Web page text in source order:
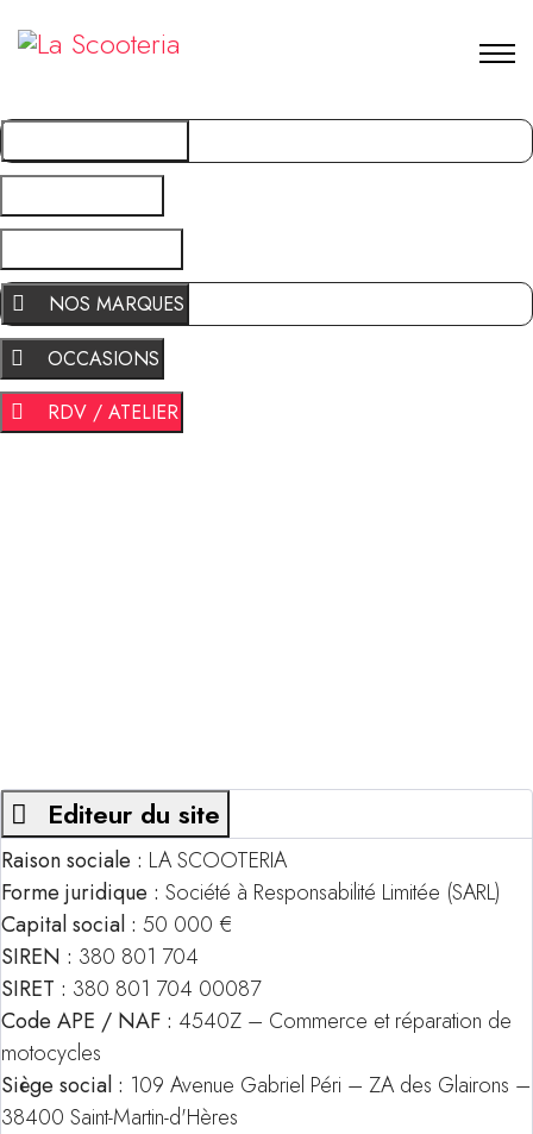
NOS MARQUES
OCCASIONS
RDV / ATELIER
Editeur du site
Raison sociale : LA SCOOTERIA
Forme juridique : Société à Responsabilité Limitée (SARL)
Capital social : 50 000 €
SIREN : 380 801 704
SIRET : 380 801 704 00087
Code APE / NAF : 4540Z – Commerce et réparation de
motocycles
Siège social : 109 Avenue Gabriel Péri – ZA des Glairons –
38400 Saint-Martin-d'Hères